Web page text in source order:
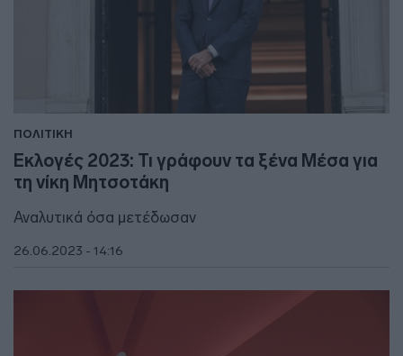
ΠΟΛΙΤΙΚΗ
Εκλογές 2023: Τι γράφουν τα ξένα Μέσα για
τη νίκη Μητσοτάκη
Αναλυτικά όσα μετέδωσαν
26.06.2023 - 14:16